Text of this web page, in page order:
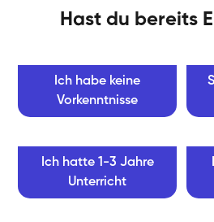
Hast du bereits
Ich habe keine
Vorkenntnisse
Ich hatte 1-3 Jahre
Unterricht